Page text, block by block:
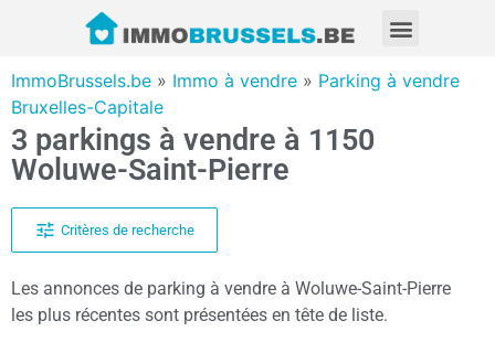
ImmoBrussels.be » Immo à vendre » Parking à vendre
Bruxelles-Capitale
3 parkings à vendre à 1150
Woluwe-Saint-Pierre
Critères de recherche
Les annonces de parking à vendre à Woluwe-Saint-Pierre
les plus récentes sont présentées en tête de liste.